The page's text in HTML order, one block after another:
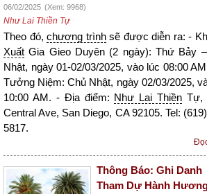
06/02/2025 (Xem: 9968)
Như Lai Thiền Tự
Theo đó, chương trìnhsẽ được diễn ra: -
Xuất Gia Gieo Duyên (2 ngày): Thứ Bảy
Nhật, ngày 01-02/03/2025, vào lúc 08:00
Tưởng Niệm: Chủ Nhật, ngày 02/03/2025,
10:00 AM. - Địa điểm: Như Lai Thiền Tự,
Central Ave, San Diego, CA 92105. Tel:
5817.
Thông Báo: Ghi Danh
Tham Dự Hành